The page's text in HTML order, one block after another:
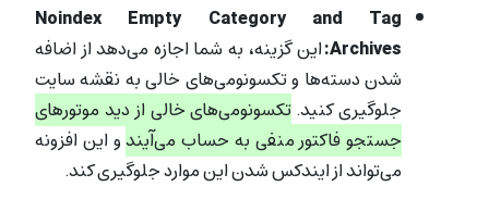
Noindex Empty Category and Tag
Archives: این گزینه، به شما اجازه می‌دهد از اضافه
شدن دسته‌ها و تکسونومی‌های خالی به نقشه سایت
جلوگیری کنید.تکسونومی‌های خالی از دید موتورهای
جستجو فاکتور منفی به حساب می‌آیندو این افزونه
می‌تواند از ایندکس شدن این موارد جلوگیری کند.